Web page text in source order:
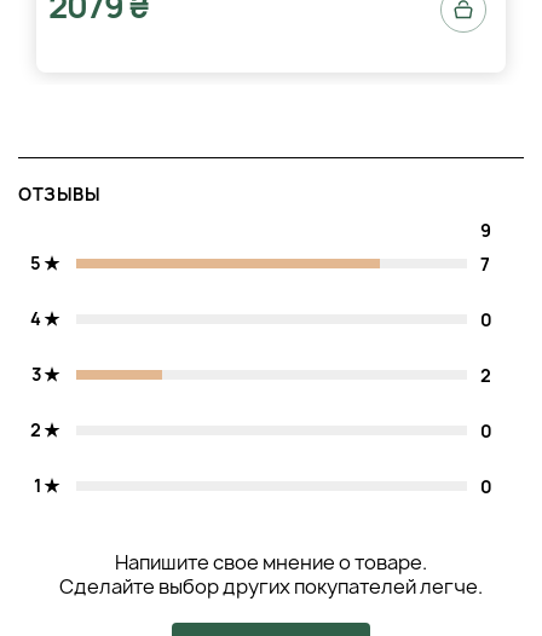
ОТЗЫВЫ
9
5
7
4 0
3 2
2 0
1 0
Напишите свое мнение о товаре.
Сделайте выбор других покупателей легче.